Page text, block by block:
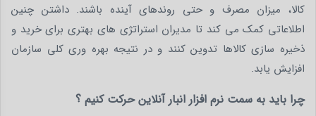
کالا، میزان مصرف و حتی روندهای آینده باشند. داشتن چنین
اطلاعاتی کمک می کند تا مدیران استراتژی های بهتری برای خرید و
ذخیره سازی کالاها تدوین کنند و در نتیجه بهره وری کلی سازمان
افزایش یابد.
چرا باید به سمت نرم‌ افزار انبار آنلاین حرکت کنیم ؟